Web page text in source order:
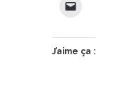
J’aime ça :